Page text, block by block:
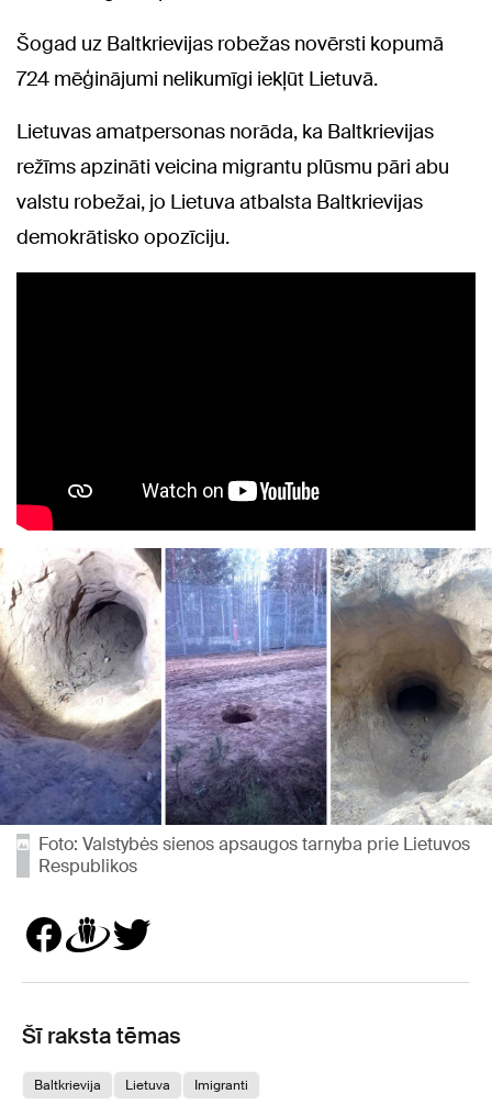
Šogad uz Baltkrievijas robežas novērsti kopumā
724 mēģinājumi nelikumīgi iekļūt Lietuvā.
Lietuvas amatpersonas norāda, ka Baltkrievijas
režīms apzināti veicina migrantu plūsmu pāri abu
valstu robežai, jo Lietuva atbalsta Baltkrievijas
demokrātisko opozīciju.
Foto: Valstybės sienos apsaugos tarnyba prie Lietuvos
Respublikos
Šī raksta tēmas
Baltkrievija Lietuva Imigranti